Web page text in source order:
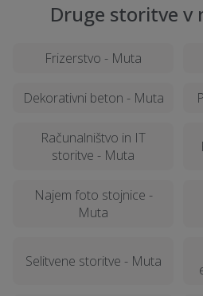
Druge storitve v
Frizerstvo - Muta
Dekorativni beton - Muta
Računalništvo in IT
storitve - Muta
Najem foto stojnice -
Muta
Selitvene storitve - Muta